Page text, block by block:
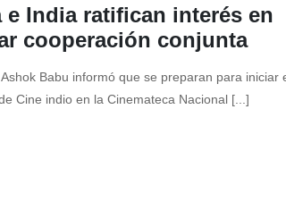
e India ratifican interés en
cooperación conjunta
Babu informó que se preparan para iniciar
Cine indio en la Cinemateca Nacional [...]